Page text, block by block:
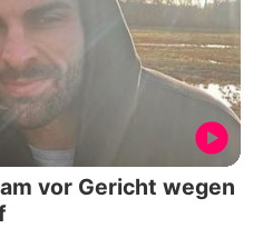
vor Gericht wegen